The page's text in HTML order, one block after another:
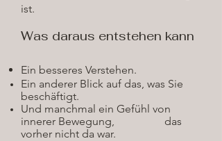
ist.
​Was daraus entstehen kann
Ein besseres Verstehen.
Ein anderer Blick auf das, was Sie
beschäftigt.
Und manchmal ein Gefühl von
innerer Bewegung,
das
vorher nicht da war.